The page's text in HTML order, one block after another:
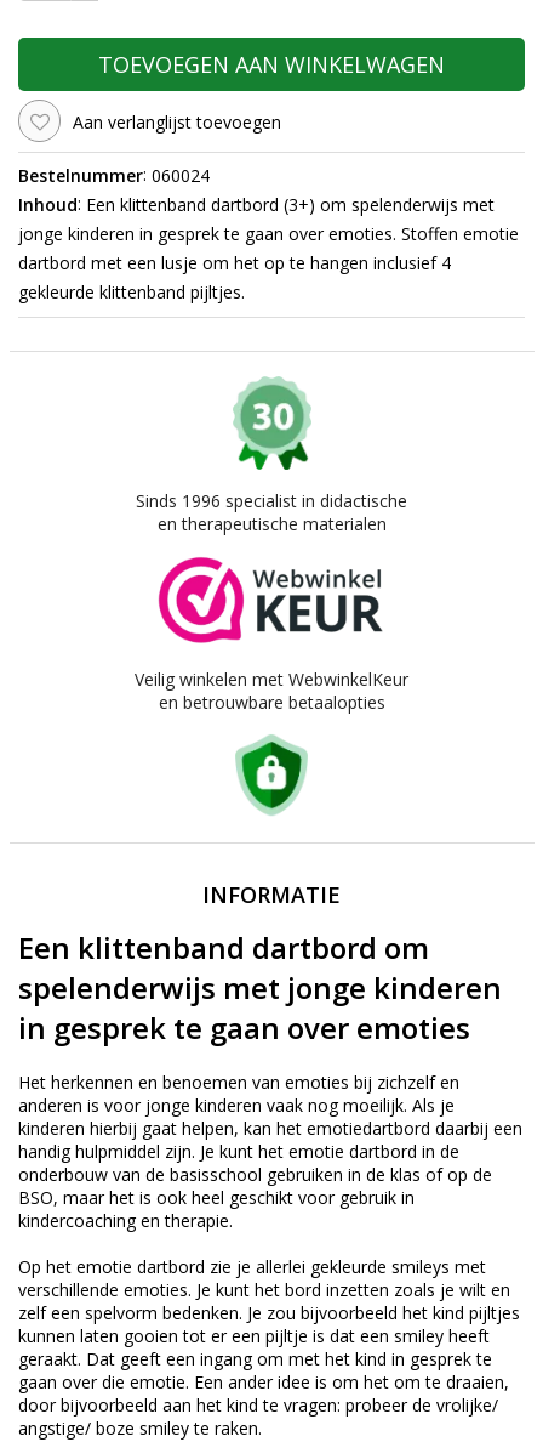
TOEVOEGEN AAN WINKELWAGEN
Aan verlanglijst toevoegen
Bestelnummer: 060024
Inhoud: Een klittenband dartbord (3+) om spelenderwijs met
jonge kinderen in gesprek te gaan over emoties. Stoffen emotie
dartbord met een lusje om het op te hangen inclusief 4
gekleurde klittenband pijltjes.
Sinds 1996 specialist in didactische
en therapeutische materialen
Veilig winkelen met WebwinkelKeur
en betrouwbare betaalopties
INFORMATIE
Een klittenband dartbord om
spelenderwijs met jonge kinderen
in gesprek te gaan over emoties
Het herkennen en benoemen van emoties bij zichzelf en
anderen is voor jonge kinderen vaak nog moeilijk. Als je
kinderen hierbij gaat helpen, kan het emotiedartbord daarbij een
handig hulpmiddel zijn. Je kunt het emotie dartbord in de
onderbouw van de basisschool gebruiken in de klas of op de
BSO, maar het is ook heel geschikt voor gebruik in
kindercoaching en therapie.
Op het emotie dartbord zie je allerlei gekleurde smileys met
verschillende emoties. Je kunt het bord inzetten zoals je wilt en
zelf een spelvorm bedenken. Je zou bijvoorbeeld het kind pijltjes
kunnen laten gooien tot er een pijltje is dat een smiley heeft
geraakt. Dat geeft een ingang om met het kind in gesprek te
gaan over die emotie. Een ander idee is om het om te draaien,
door bijvoorbeeld aan het kind te vragen: probeer de vrolijke/
angstige/ boze smiley te raken.